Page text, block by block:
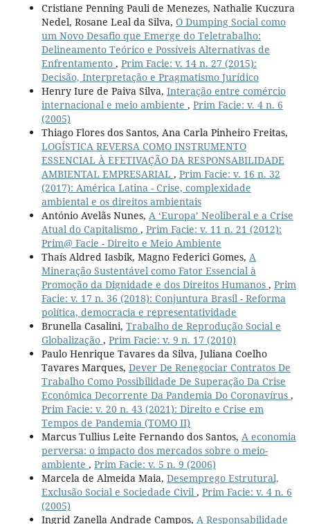
Cristiane Penning Pauli de Menezes, Nathalie Kuczura
Nedel, Rosane Leal da Silva, O Dumping Social como
um Novo Desafio que Emerge do Teletrabalho:
Delineamento Teórico e Possíveis Alternativas de
Enfrentamento , Prim Facie: v. 14 n. 27 (2015):
Decisão, Interpretação e Pragmatismo Jurídico
Henry Iure de Paiva Silva, Interação entre comércio
internacional e meio ambiente , Prim Facie: v. 4 n. 6
(2005)
Thiago Flores dos Santos, Ana Carla Pinheiro Freitas,
LOGÍSTICA REVERSA COMO INSTRUMENTO
ESSENCIAL À EFETIVAÇÃO DA RESPONSABILIDADE
AMBIENTAL EMPRESARIAL , Prim Facie: v. 16 n. 32
(2017): América Latina - Crise, complexidade
ambiental e os direitos ambientais
António Avelãs Nunes, A ‘Europa’ Neoliberal e a Crise
Atual do Capitalismo , Prim Facie: v. 11 n. 21 (2012):
Prim@ Facie - Direito e Meio Ambiente
Thaís Aldred Iasbik, Magno Federici Gomes, A
Mineração Sustentável como Fator Essencial à
Promoção da Dignidade e dos Direitos Humanos , Prim
Facie: v. 17 n. 36 (2018): Conjuntura Brasil - Reforma
política, democracia e representatividade
Brunella Casalini, Trabalho de Reprodução Social e
Globalização , Prim Facie: v. 9 n. 17 (2010)
Paulo Henrique Tavares da Silva, Juliana Coelho
Tavares Marques, Dever De Renegociar Contratos De
Trabalho Como Possibilidade De Superação Da Crise
Econômica Decorrente Da Pandemia Do Coronavírus ,
Prim Facie: v. 20 n. 43 (2021): Direito e Crise em
Tempos de Pandemia (TOMO II)
Marcus Tullius Leite Fernando dos Santos, A economia
perversa: o impacto dos mercados sobre o meio-
ambiente , Prim Facie: v. 5 n. 9 (2006)
Marcela de Almeida Maia, Desemprego Estrutural,
Exclusão Social e Sociedade Civil , Prim Facie: v. 4 n. 6
(2005)
Ingrid Zanella Andrade Campos, A Responsabilidade